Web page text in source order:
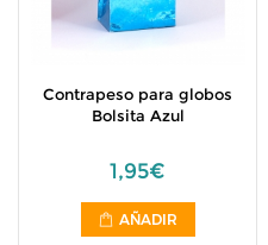
Contrapeso para globos
Bolsita Azul
1,95€
AÑADIR